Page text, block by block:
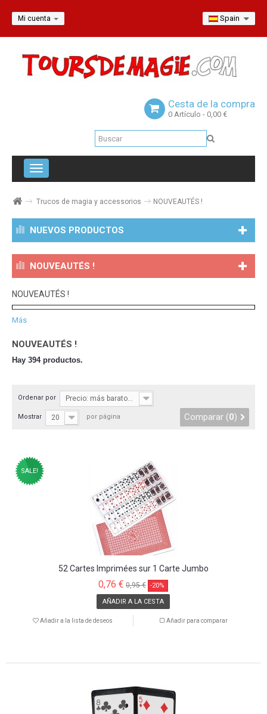
Mi cuenta Spain
Cesta de la compra
0 Artículo - 0,00 €
Navegación
Toggle
Trucos de magia y accessorios NOUVEAUTÉS !
NUEVOS PRODUCTOS
NOUVEAUTÉS !
NOUVEAUTÉS !
Más
NOUVEAUTÉS !
Hay 394 productos.
Ordenar por Precio: más baratos primero
Mostrar 20 por página Comparar (0)
SALE!
52 Cartes Imprimées sur 1 Carte Jumbo
0,76 € 0,95 € -20%
AÑADIR A LA CESTA
Añadir a la lista de deseos Añadir para comparar